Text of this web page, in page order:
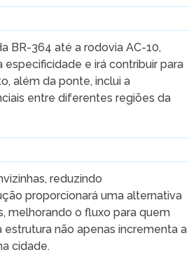
BR-364 até a rodovia AC-10,
e irá contribuir para
além da ponte, inclui a
entre diferentes regiões da
reduzindo
proporcionará uma alternativa
melhorando o fluxo para quem
estrutura não apenas incrementa a
cidade.